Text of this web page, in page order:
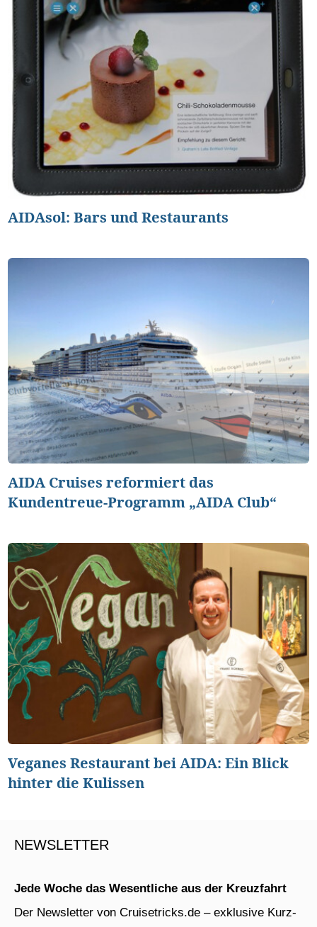
AIDAsol: Bars und Restaurants
AIDA Cruises reformiert das
Kundentreue-Programm „AIDA Club“
Veganes Restaurant bei AIDA: Ein Blick
hinter die Kulissen
NEWSLETTER
Jede Woche das Wesentliche aus der Kreuzfahrt
Der Newsletter von Cruisetricks.de – exklusive Kurz-